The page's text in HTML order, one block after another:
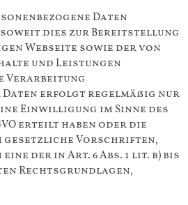
Daten
dies zur Bereitstellung
Webseite sowie der von
und Leistungen
Verarbeitung
Daten erfolgt regelmäßig nur
Einwilligung im Sinne des
erteilt haben oder die
gesetzliche Vorschriften,
der in Art. 6 Abs. 1 lit. b) bis
Rechtsgrundlagen,